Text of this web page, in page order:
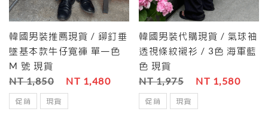
韓國男裝推薦現貨 / 鉚釘垂
墜基本款牛仔寬褲 單一色
M 號 現貨
NT 1,850 NT 1,480
促銷 現貨
韓國男裝代購現貨 / 氣球袖
透視條紋襯衫 / 3色 海軍藍
色 現貨
NT 1,975 NT 1,580
促銷 現貨